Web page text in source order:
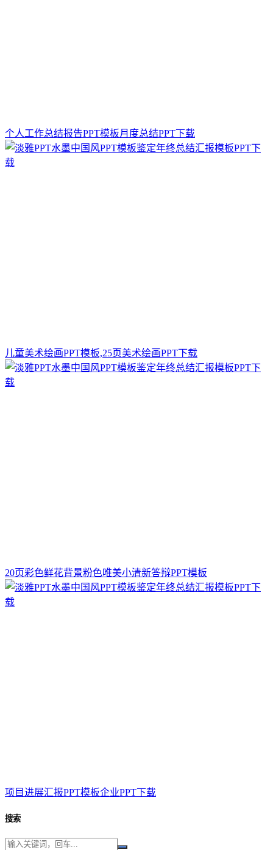
个人工作总结报告PPT模板月度总结PPT下载
儿童美术绘画PPT模板,25页美术绘画PPT下载
20页彩色鲜花背景粉色唯美小清新答辩PPT模板
项目进展汇报PPT模板企业PPT下载
搜索